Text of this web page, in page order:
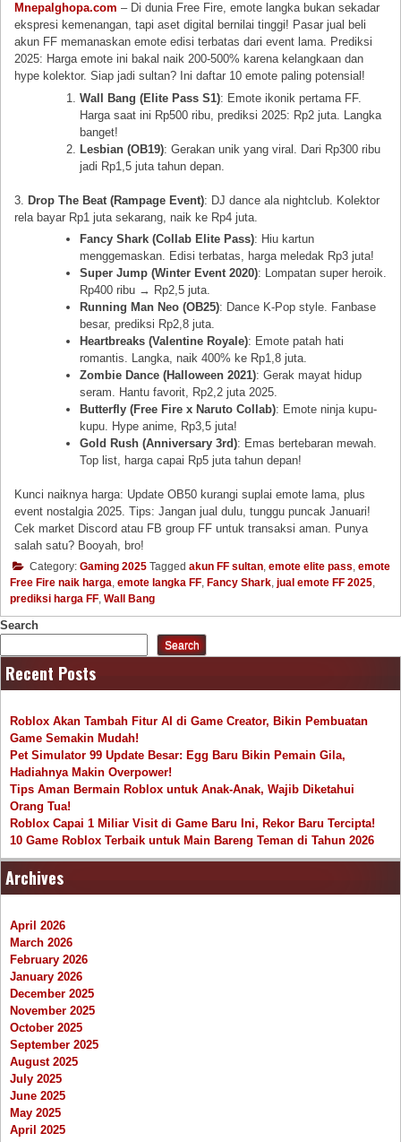
Mnepalghopa.com – Di dunia Free Fire, emote langka bukan sekadar
ekspresi kemenangan, tapi aset digital bernilai tinggi! Pasar jual beli
akun FF memanaskan emote edisi terbatas dari event lama. Prediksi
2025: Harga emote ini bakal naik 200-500% karena kelangkaan dan
hype kolektor. Siap jadi sultan? Ini daftar 10 emote paling potensial!
Wall Bang (Elite Pass S1): Emote ikonik pertama FF.
Harga saat ini Rp500 ribu, prediksi 2025: Rp2 juta. Langka
banget!
Lesbian (OB19): Gerakan unik yang viral. Dari Rp300 ribu
jadi Rp1,5 juta tahun depan.
3.Drop The Beat (Rampage Event): DJ dance ala nightclub. Kolektor
rela bayar Rp1 juta sekarang, naik ke Rp4 juta.
Fancy Shark (Collab Elite Pass): Hiu kartun
menggemaskan. Edisi terbatas, harga meledak Rp3 juta!
Super Jump (Winter Event 2020): Lompatan super heroik.
Rp400 ribu → Rp2,5 juta.
Running Man Neo (OB25): Dance K-Pop style. Fanbase
besar, prediksi Rp2,8 juta.
Heartbreaks (Valentine Royale): Emote patah hati
romantis. Langka, naik 400% ke Rp1,8 juta.
Zombie Dance (Halloween 2021): Gerak mayat hidup
seram. Hantu favorit, Rp2,2 juta 2025.
Butterfly (Free Fire x Naruto Collab): Emote ninja kupu-
kupu. Hype anime, Rp3,5 juta!
Gold Rush (Anniversary 3rd): Emas bertebaran mewah.
Top list, harga capai Rp5 juta tahun depan!
Kunci naiknya harga: Update OB50 kurangi suplai emote lama, plus
event nostalgia 2025. Tips: Jangan jual dulu, tunggu puncak Januari!
Cek market Discord atau FB group FF untuk transaksi aman. Punya
salah satu? Booyah, bro!
Category: Gaming 2025 Tagged akun FF sultan, emote elite pass, emote
Free Fire naik harga, emote langka FF, Fancy Shark, jual emote FF 2025,
prediksi harga FF, Wall Bang
Search
Search
Recent Posts
Roblox Akan Tambah Fitur AI di Game Creator, Bikin Pembuatan
Game Semakin Mudah!
Pet Simulator 99 Update Besar: Egg Baru Bikin Pemain Gila,
Hadiahnya Makin Overpower!
Tips Aman Bermain Roblox untuk Anak-Anak, Wajib Diketahui
Orang Tua!
Roblox Capai 1 Miliar Visit di Game Baru Ini, Rekor Baru Tercipta!
10 Game Roblox Terbaik untuk Main Bareng Teman di Tahun 2026
Archives
April 2026
March 2026
February 2026
January 2026
December 2025
November 2025
October 2025
September 2025
August 2025
July 2025
June 2025
May 2025
April 2025